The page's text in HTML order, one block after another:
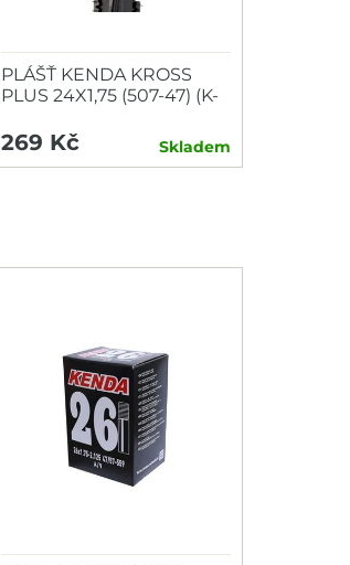
PLÁŠŤ KENDA KROSS
PLUS 24X1,75 (507-47) (K-
269 Kč Skladem